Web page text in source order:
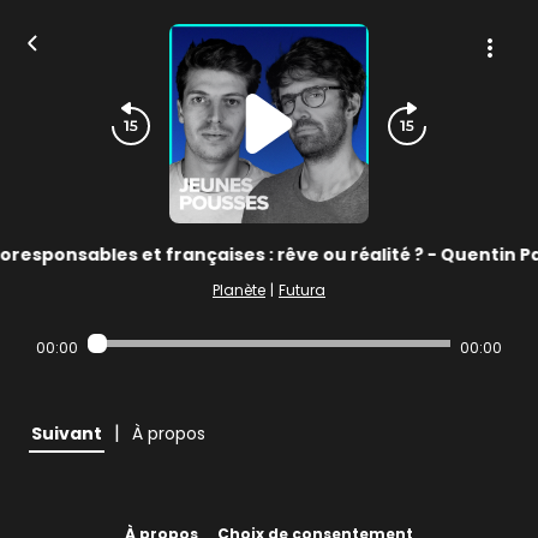
et françaises : rêve ou réalité ? - Quentin
Planète | Futura
00:00 00:00
Suivant | À propos
À propos Choix de consentement